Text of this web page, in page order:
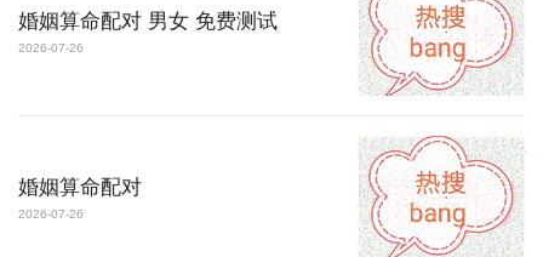
婚姻算命配对 男女 免费测试
2026-07-26
婚姻算命配对
2026-07-26